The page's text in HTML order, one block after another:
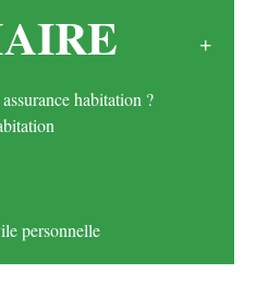
habitation ?
personnelle